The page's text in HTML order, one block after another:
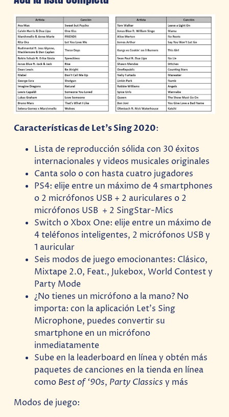
Características de Let’s Sing 2020:
Lista de reproducción sólida con 30 éxitos
internacionales y videos musicales originales
Canta solo o con hasta cuatro jugadores
PS4: elije entre un máximo de 4 smartphones
o 2 micrófonos USB + 2 auriculares o 2
micrófonos USB + 2 SingStar-Mics
Switch o Xbox One: elije entre un máximo de
4 teléfonos inteligentes, 2 micrófonos USB y
1 auricular
Seis modos de juego emocionantes: Clásico,
Mixtape 2.0, Feat., Jukebox, World Contest y
Party Mode
¿No tienes un micrófono a la mano? No
importa: con la aplicación Let’s Sing
Microphone, puedes convertir su
smartphone en un micrófono
inmediatamente
Sube en la leaderboard en línea y obtén más
paquetes de canciones en la tienda en línea
como Best of ‘90s, Party Classics y más
Modos de juego: